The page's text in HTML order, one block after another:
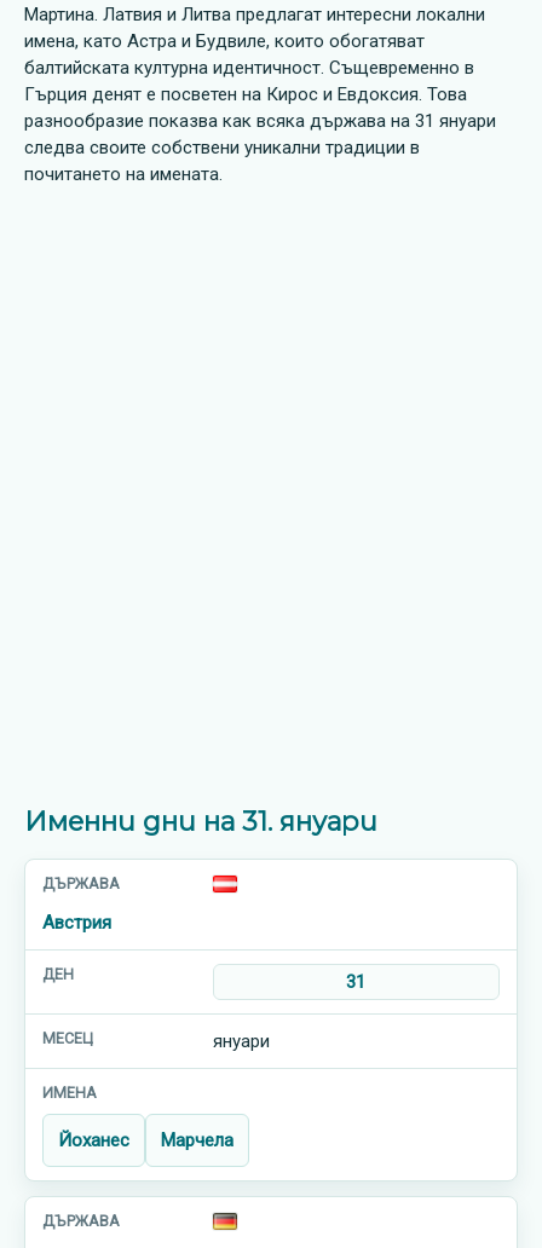
Мартина. Латвия и Литва предлагат интересни локални
имена, като Астра и Будвиле, които обогатяват
балтийската културна идентичност. Същевременно в
Гърция денят е посветен на Кирос и Евдоксия. Това
разнообразие показва как всяка държава на 31 януари
следва своите собствени уникални традиции в
почитането на имената.
Именни дни на 31. януари
Австрия
31
януари
Йоханес Марчела